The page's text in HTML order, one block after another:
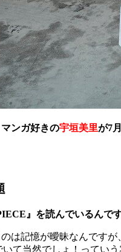
ンガ好きの宇垣美里が7
』を読んでいるんで
は記憶が曖昧なんです
て当然でしょ！ってい